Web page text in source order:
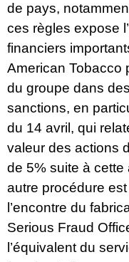
de pays,
ces règles expose
financiers
American Tobacco
du groupe dans
sanctions, en
du 14 avril, qui
valeur des actions
de 5% suite à cette
autre procédure
l’encontre du
Serious Fraud
l’équivalent du